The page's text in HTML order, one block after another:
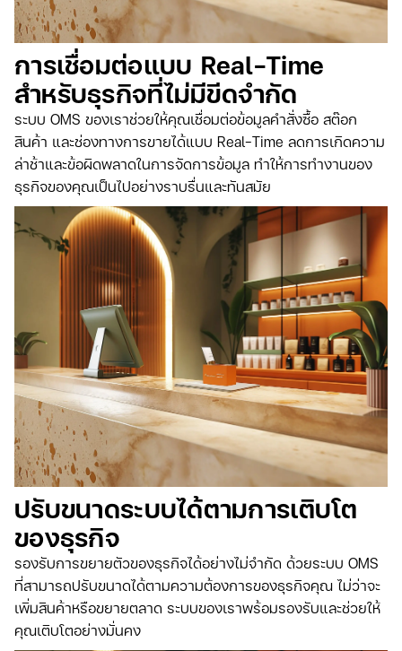
การเชื่อมต่อแบบ Real-Time
สำหรับธุรกิจที่ไม่มีขีดจำกัด
ระบบ OMS ของเราช่วยให้คุณเชื่อมต่อข้อมูลคำสั่งซื้อ สต๊อก
สินค้า และช่องทางการขายได้แบบ Real-Time ลดการเกิดความ
ล่าช้าและข้อผิดพลาดในการจัดการข้อมูล ทำให้การทำงานของ
ธุรกิจของคุณเป็นไปอย่างราบรื่นและทันสมัย
ปรับขนาดระบบได้ตามการเติบโต
ของธุรกิจ
รองรับการขยายตัวของธุรกิจได้อย่างไม่จำกัด ด้วยระบบ OMS
ที่สามารถปรับขนาดได้ตามความต้องการของธุรกิจคุณ ไม่ว่าจะ
เพิ่มสินค้าหรือขยายตลาด ระบบของเราพร้อมรองรับและช่วยให้
คุณเติบโตอย่างมั่นคง